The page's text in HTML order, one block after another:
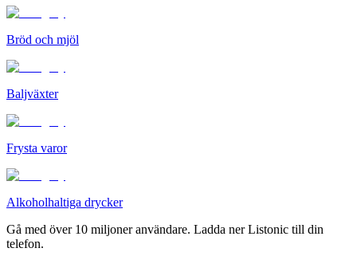
Bröd och mjöl
Baljväxter
Frysta varor
Alkoholhaltiga drycker
Gå med över 10 miljoner användare. Ladda ner Listonic till din
telefon.